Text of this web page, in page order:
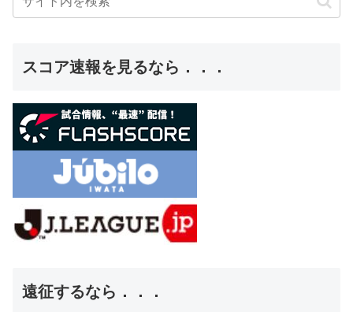
スコア速報を見るなら．．．
遠征するなら．．．